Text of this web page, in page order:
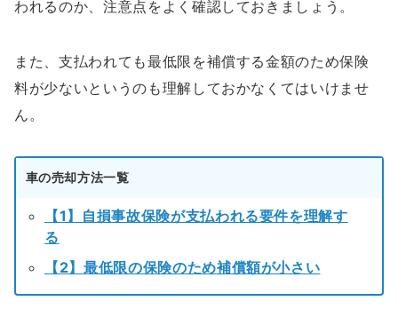
われるのか、注意点をよく確認しておきましょう。
また、支払われても最低限を補償する金額のため保険
料が少ないというのも理解しておかなくてはいけませ
ん。
車の売却方法一覧
【1】自損事故保険が支払われる要件を理解す
る
【2】最低限の保険のため補償額が小さい